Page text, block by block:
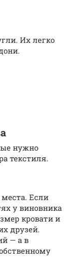
Их легко
нужно
текстиля.
места. Если
у виновника
кровати и
друзей.
— а в